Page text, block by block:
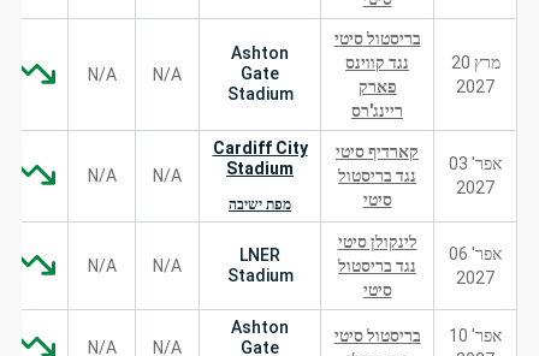
מרץ 20
2027
בריסטול סיטי
נגד קווינס
פארק
ריינג'רס
Ashton
Gate
Stadium
N/A
N/A
אפר' 03
2027
קארדיף סיטי
נגד בריסטול
סיטי
Cardiff City
Stadium
מפת ישיבה
N/A
N/A
אפר' 06
2027
לינקולן סיטי
נגד בריסטול
סיטי
LNER
Stadium
N/A
N/A
אפר' 10
בריסטול סיטי
Ashton
Gate
N/A
N/A